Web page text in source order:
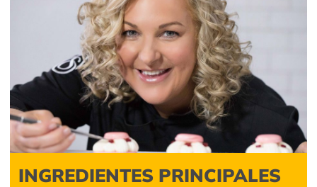
INGREDIENTES PRINCIPALES